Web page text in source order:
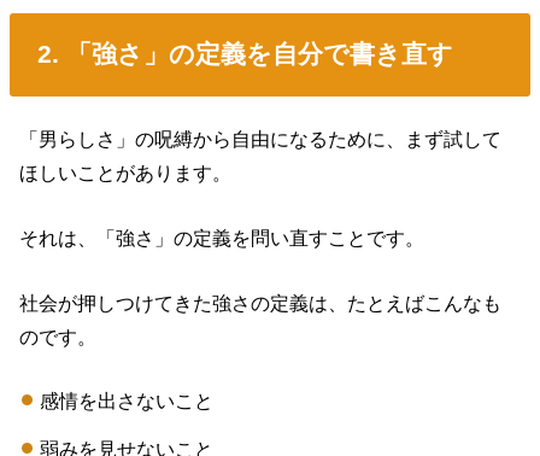
2. 「強さ」の定義を自分で書き直す
「男らしさ」の呪縛から自由になるために、まず試して
ほしいことがあります。
それは、「強さ」の定義を問い直すことです。
社会が押しつけてきた強さの定義は、たとえばこんなも
のです。
感情を出さないこと
弱みを見せないこと